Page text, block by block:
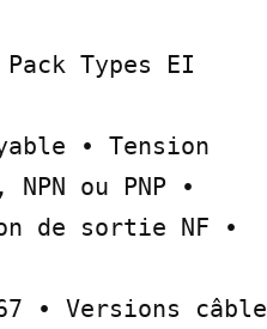
Types EI
• Tension
ou PNP •
de sortie NF •
• Versions câble